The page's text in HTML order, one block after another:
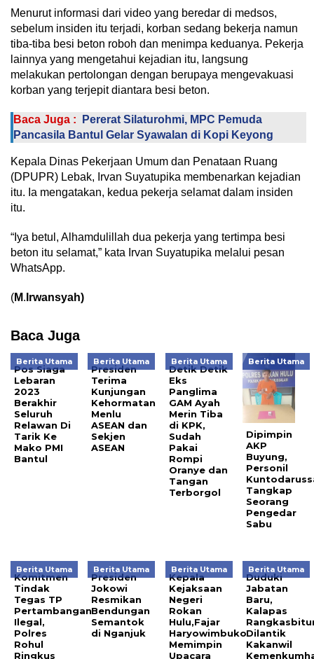
Menurut informasi dari video yang beredar di medsos,
sebelum insiden itu terjadi, korban sedang bekerja namun
tiba-tiba besi beton roboh dan menimpa keduanya. Pekerja
lainnya yang mengetahui kejadian itu, langsung
melakukan pertolongan dengan berupaya mengevakuasi
korban yang terjepit diantara besi beton.
Baca Juga :
Pererat Silaturohmi, MPC Pemuda
Pancasila Bantul Gelar Syawalan di Kopi Keyong
Kepala Dinas Pekerjaan Umum dan Penataan Ruang
(DPUPR) Lebak, Irvan Suyatupika membenarkan kejadian
itu. Ia mengatakan, kedua pekerja selamat dalam insiden
itu.
“Iya betul, Alhamdulillah dua pekerja yang tertimpa besi
beton itu selamat,” kata Irvan Suyatupika melalui pesan
WhatsApp.
(M. Irwansyah)
Baca Juga
Berita Utama
Pos Siaga
Lebaran
2023
Berakhir
Seluruh
Relawan Di
Tarik Ke
Mako PMI
Bantul
Berita Utama
Presiden
Terima
Kunjungan
Kehormatan
Menlu
ASEAN dan
Sekjen
ASEAN
Berita Utama
Detik Detik
Eks
Panglima
GAM Ayah
Merin Tiba
di KPK,
Sudah
Pakai
Rompi
Oranye dan
Tangan
Terborgol
Berita Utama
Dipimpin
AKP
Buyung,
Personil
Tangkap
Seorang
Pengedar
Sabu
Berita Utama
Komitmen
Tindak
Tegas TP
Pertambangan
Ilegal,
Polres
Rohul
Ringkus
Berita Utama
Presiden
Jokowi
Resmikan
Bendungan
Semantok
di Nganjuk
Berita Utama
Kepala
Kejaksaan
Negeri
Rokan
Hulu,Fajar
Haryowimbuko
Memimpin
Upacara
Berita Utama
Duduki
Jabatan
Baru,
Kalapas
Dilantik
Kakanwil